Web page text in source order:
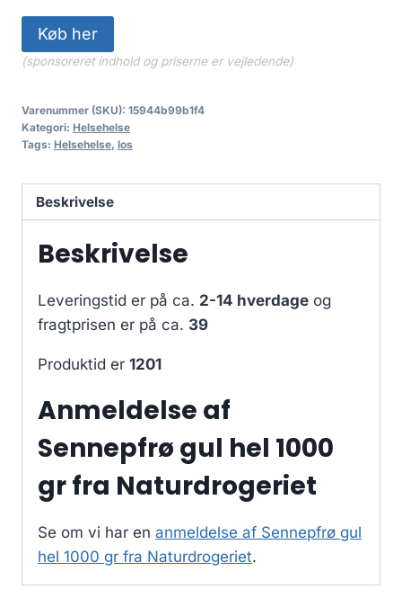
var:
86.95 kr..
Køb her
(sponsoreret indhold og priserne er vejledende)
Varenummer (SKU): 15944b99b1f4
Kategori: Helsehelse
Tags: Helsehelse, los
Beskrivelse
Beskrivelse
Leveringstid er på ca. 2-14 hverdage og
fragtprisen er på ca. 39
Produktid er 1201
Anmeldelse af
Sennepfrø gul hel 1000
gr fra Naturdrogeriet
Se om vi har en anmeldelse af Sennepfrø gul
hel 1000 gr fra Naturdrogeriet.